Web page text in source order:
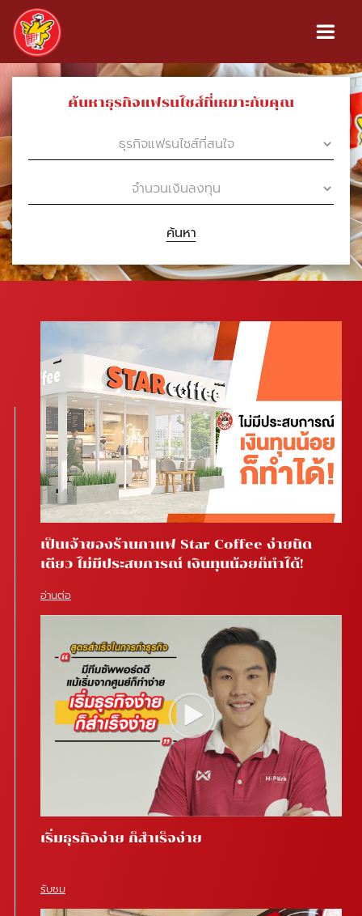
ค้นหาธุรกิจแฟรนไชส์ที่เหมาะกับคุณ
ค้นหา
เป็นเจ้าของร้านกาแฟ Star Coffee ง่ายนิด
เดียว ไม่มีประสบการณ์ เงินทุนน้อยก็ทำได้!
อ่านต่อ
เริ่มธุรกิจง่าย ก็สำเร็จง่าย
รับชม